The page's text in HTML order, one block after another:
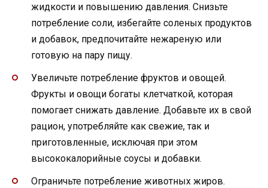
жидкости и повышению давления. Снизьте
потребление соли, избегайте соленых продуктов
и добавок, предпочитайте нежареную или
готовую на пару пищу.
Увеличьте потребление фруктов и овощей.
Фрукты и овощи богаты клетчаткой, которая
помогает снижать давление. Добавьте их в свой
рацион, употребляйте как свежие, так и
приготовленные, исключая при этом
высококалорийные соусы и добавки.
Ограничьте потребление животных жиров.